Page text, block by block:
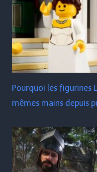
Pourquoi les figurines
mêmes mains depuis